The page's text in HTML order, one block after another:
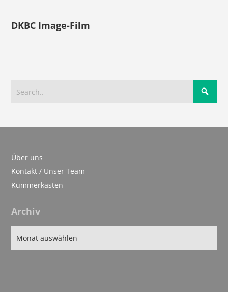
DKBC Image-Film
Über uns
Kontakt / Unser Team
Kummerkasten
Archiv